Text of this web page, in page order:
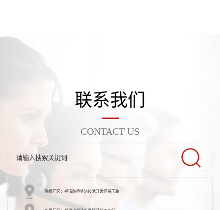
联系我们
CONTACT US
融侨厂区：福清融侨经济技术开发区福玉路